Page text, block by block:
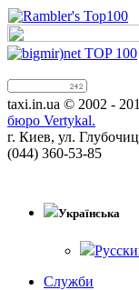
taxi.in.ua © 2002 -
бюро Vertykal.
г. Киев, ул.
(044) 360-53-85
Українська
Служби